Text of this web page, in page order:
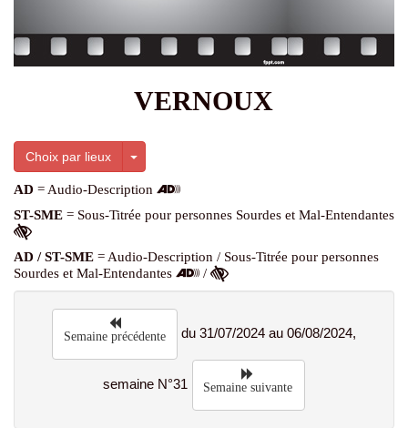
VERNOUX
Choix par lieux Toggle Dropdown
AD = Audio-Description
ST-SME = Sous-Titrée pour personnes Sourdes et Mal-Entendantes
AD / ST-SME = Audio-Description / Sous-Titrée pour personnes
Sourdes et Mal-Entendantes
/
Semaine précédente du 31/07/2024 au 06/08/2024,
semaine N°31 Semaine suivante